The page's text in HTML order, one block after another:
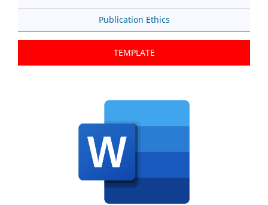
Publication Ethics
TEMPLATE